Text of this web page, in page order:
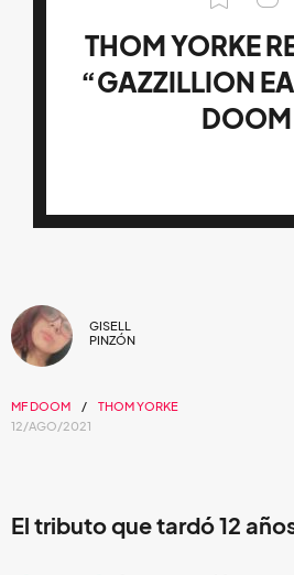
THOM YORKE
“GAZZILLION
DOOM
GISELL
PINZÓN
MF DOOM
THOM YORKE
12/AGO/2021
El tributo que tardó 12